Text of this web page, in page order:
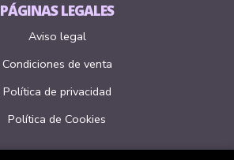
PÁGINAS LEGALES
Aviso legal
Condiciones de venta
Política de privacidad
Política de Cookies